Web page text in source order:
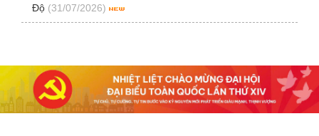
Độ (31/07/2026)